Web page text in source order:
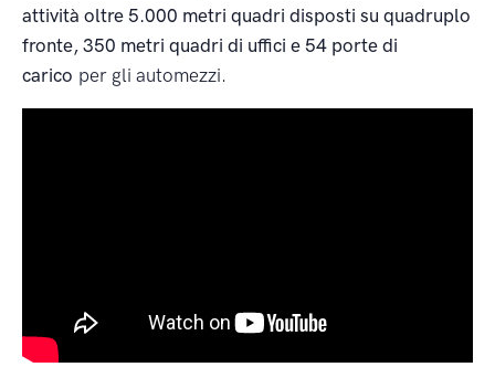
attività oltre 5.000 metri quadri disposti su quadruplo
fronte, 350 metri quadri di uffici e 54 porte di
carico per gli automezzi.